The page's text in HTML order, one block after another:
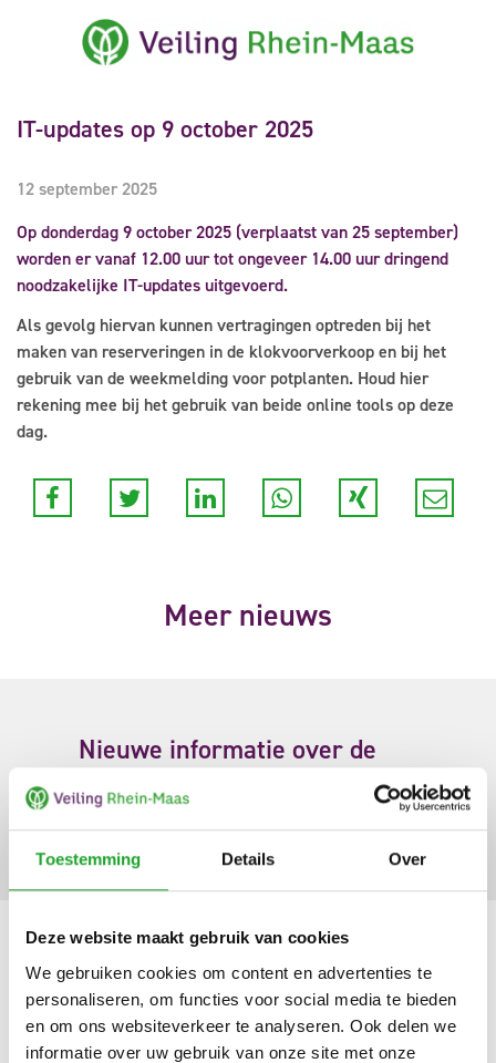
Toestemming Details Over
Deze website maakt gebruik van cookies
We gebruiken cookies om content en advertenties te
personaliseren, om functies voor social media te bieden
en om ons websiteverkeer te analyseren. Ook delen we
informatie over uw gebruik van onze site met onze
IT-updates op 9 october 2025
12 september 2025
Op donderdag 9 october 2025 (verplaatst van 25 september)
worden er vanaf 12.00 uur tot ongeveer 14.00 uur dringend
noodzakelijke IT-updates uitgevoerd.
Als gevolg hiervan kunnen vertragingen optreden bij het
maken van reserveringen in de klokvoorverkoop en bij het
gebruik van de weekmelding voor potplanten. Houd hier
rekening mee bij het gebruik van beide online tools op deze
dag.
Meer nieuws
Nieuwe informatie over de
EU-verpakkingsverordening
(PPWR)
Zien we u op de Florall 2026?